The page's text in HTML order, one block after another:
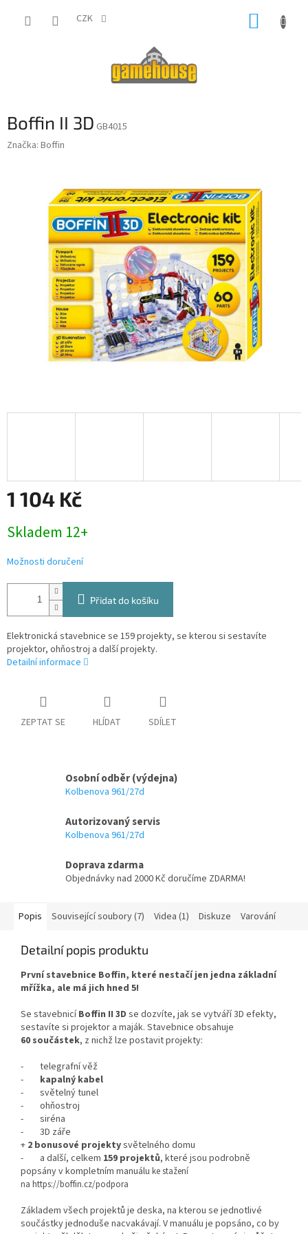
CZK
Boffin II 3D GB4015
Značka: Boffin
1 104 Kč
cena:
Skladem 12+
Možnosti doručení
Přidat do košíku
Elektronická stavebnice se 159 projekty, se kterou si sestavíte
projektor, ohňostroj a další projekty.
Detailní informace
ZEPTAT SE HLÍDAT SDÍLET
Osobní odběr (výdejna)
Kolbenova 961/27d
Autorizovaný servis
Kolbenova 961/27d
Doprava zdarma
Objednávky nad 2000 Kč doručíme ZDARMA!
Popis Související soubory (7) Videa (1) Diskuze Varování
Detailní popis produktu
První stavebnice Boffin, které nestačí jen jedna základní
mřížka, ale má jich hned 5!
Se stavebnicíBoffin II 3D se dozvíte, jak se vytváří 3D efekty,
sestavíte si projektor a maják. Stavebnice obsahuje
60 součástek, z nichž lze postavit projekty:
- telegrafní věž
- kapalný kabel
- světelný tunel
- ohňostroj
- siréna
- 3D záře
+ 2 bonusové projektysvětelného domu
- a další, celkem 159 projektů, které jsou podrobně
popsány v kompletním manuálu ke stažení
na https://boffin.cz/podpora
Základem všech projektů je deska, na kterou se jednotlivé
součástky jednoduše nacvakávají. V manuálu je popsáno, co by